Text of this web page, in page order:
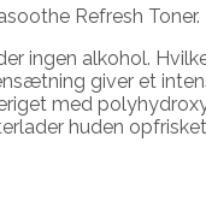
Refresh Toner.
ingen alkohol.
giver et
med
huden